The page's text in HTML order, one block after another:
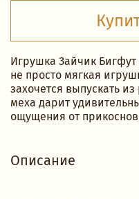
Игрушка Зайчик
не просто мягкая
захочется выпускать
меха дарит
ощущения от
Описание